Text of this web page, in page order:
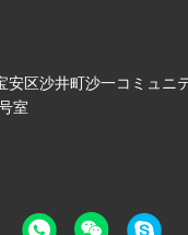
安区沙井町沙一コミュニ
室